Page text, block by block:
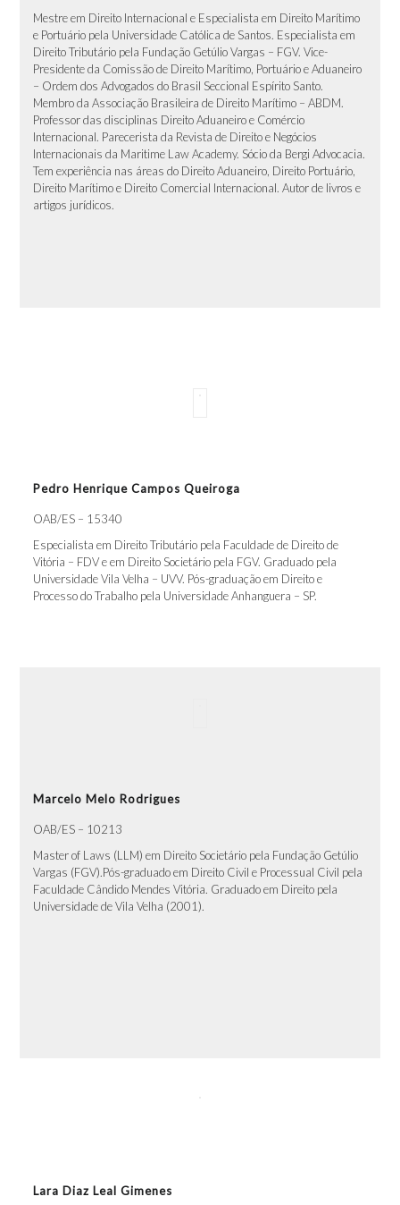
Mestre em Direito Internacional e Especialista em Direito Marítimo
e Portuário pela Universidade Católica de Santos. Especialista em
Direito Tributário pela Fundação Getúlio Vargas – FGV. Vice-
Presidente da Comissão de Direito Marítimo, Portuário e Aduaneiro
– Ordem dos Advogados do Brasil Seccional Espírito Santo.
Membro da Associação Brasileira de Direito Marítimo – ABDM.
Professor das disciplinas Direito Aduaneiro e Comércio
Internacional. Parecerista da Revista de Direito e Negócios
Internacionais da Maritime Law Academy. Sócio da Bergi Advocacia.
Tem experiência nas áreas do Direito Aduaneiro, Direito Portuário,
Direito Marítimo e Direito Comercial Internacional. Autor de livros e
artigos jurídicos.
Pedro Henrique Campos Queiroga
OAB/ES – 15340
Especialista em Direito Tributário pela Faculdade de Direito de
Vitória – FDV e em Direito Societário pela FGV. Graduado pela
Universidade Vila Velha – UVV. Pós-graduação em Direito e
Processo do Trabalho pela Universidade Anhanguera – SP.
Marcelo Melo Rodrigues
OAB/ES – 10213
Master of Laws (LLM) em Direito Societário pela Fundação Getúlio
Vargas (FGV).Pós-graduado em Direito Civil e Processual Civil pela
Faculdade Cândido Mendes Vitória. Graduado em Direito pela
Universidade de Vila Velha (2001).
Lara Diaz Leal Gimenes